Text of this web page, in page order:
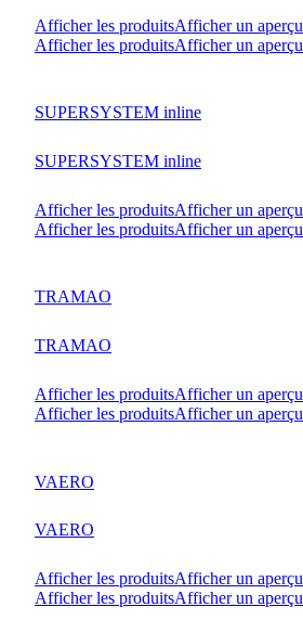
Afficher les produitsAfficher un aperçu
Afficher les produitsAfficher un aperçu
SUPERSYSTEM inline
SUPERSYSTEM inline
Afficher les produitsAfficher un aperçu
Afficher les produitsAfficher un aperçu
TRAMAO
TRAMAO
Afficher les produitsAfficher un aperçu
Afficher les produitsAfficher un aperçu
VAERO
VAERO
Afficher les produitsAfficher un aperçu
Afficher les produitsAfficher un aperçu